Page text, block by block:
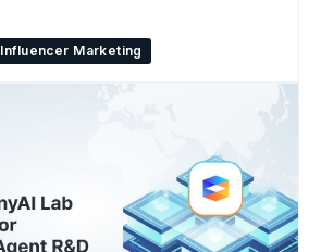
Influencer Marketing